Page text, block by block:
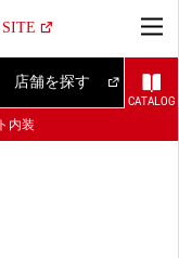
店舗を探す
CATALOG
内装